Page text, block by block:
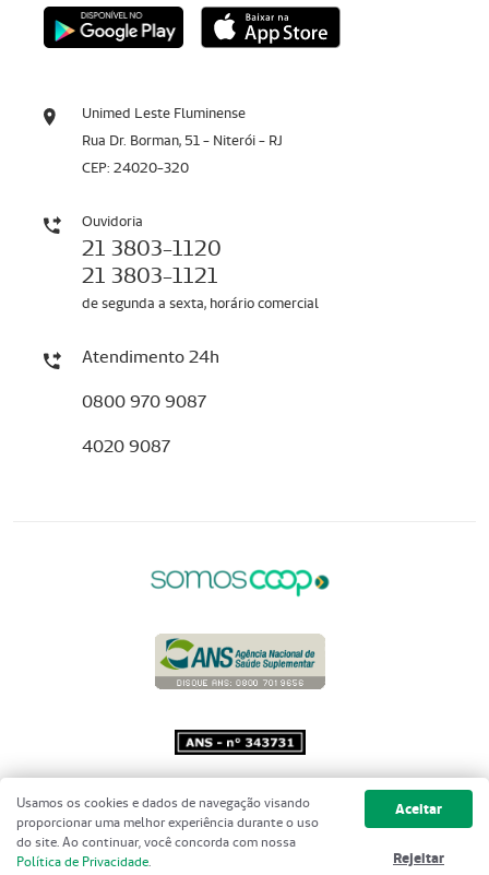
Unimed Leste Fluminense
Rua Dr. Borman, 51 - Niterói - RJ
CEP: 24020-320
Ouvidoria
21 3803-1120
21 3803-1121
de segunda a sexta, horário comercial
Atendimento 24h
0800 970 9087
4020 9087
Copyright 2001 - 2026 Unimed do
Brasil - Todos os direitos reservados
Usamos os cookies e dados de navegação visando
proporcionar uma melhor experiência durante o uso
do site. Ao continuar, você concorda com nossa
Política de Privacidade.
Aceitar
Rejeitar